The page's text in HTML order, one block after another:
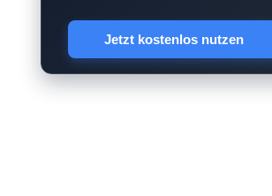
Jetzt kostenlos nutzen